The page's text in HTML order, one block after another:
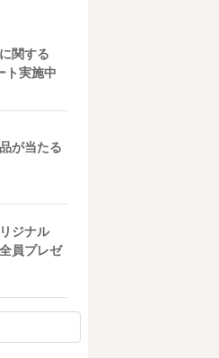
関する
ト実施中
が当たる
ジナル
員プレゼ